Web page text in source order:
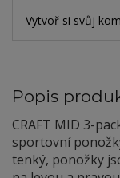
Vytvoř si svůj
Popis
CRAFT MID 3-
sportovní
tenký, ponožky